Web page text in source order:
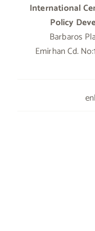
International
Policy
Barbaros
Emirhan Cd.